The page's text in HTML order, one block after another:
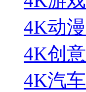
4K动漫
4K创意
4K汽车